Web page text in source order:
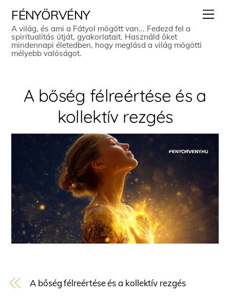
content
FÉNYÖRVÉNY
A világ, és ami a Fátyol mögött van... Fedezd fel a
spiritualitás útját, gyakorlatait. Használd őket
mindennapi életedben, hogy meglásd a világ mögötti
mélyebb valóságot.
A bőség félreértése és a
kollektív rezgés
A bőség félreértése és a kollektív rezgés